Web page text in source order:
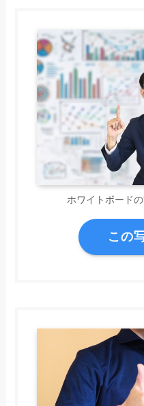
ホワイトボード
この